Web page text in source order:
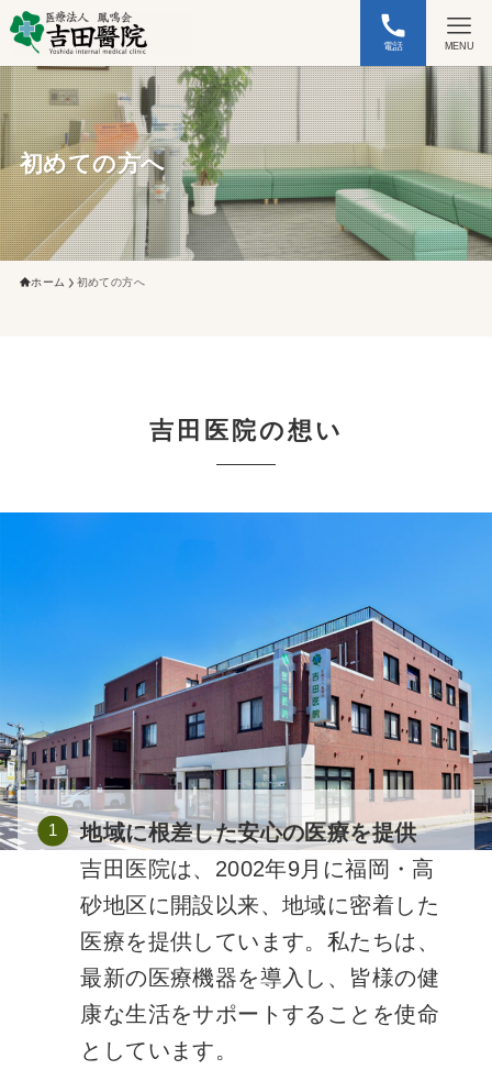
電話 MENU
初めての方へ
ホーム 初めての方へ
吉田医院の想い
地域に根差した安心の医療を提供
吉田医院は、2002年9月に福岡・高
砂地区に開設以来、地域に密着した
医療を提供しています。私たちは、
最新の医療機器を導入し、皆様の健
康な生活をサポートすることを使命
としています。